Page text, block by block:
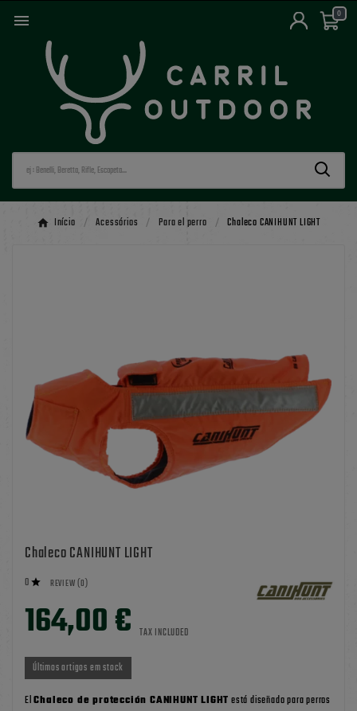
 0
Início Acessórios Para el perro Chaleco CANIHUNT LIGHT
Chaleco CANIHUNT LIGHT
0  REVIEW (0)
164,00 € TAX INCLUDED
Últimos artigos em stock
ElChaleco de protección CANIHUNT LIGHT está diseñado para perros